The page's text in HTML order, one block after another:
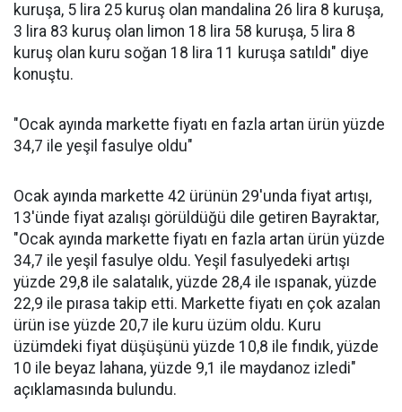
kuruşa, 5 lira 25 kuruş olan mandalina 26 lira 8 kuruşa,
3 lira 83 kuruş olan limon 18 lira 58 kuruşa, 5 lira 8
kuruş olan kuru soğan 18 lira 11 kuruşa satıldı" diye
konuştu.
"Ocak ayında markette fiyatı en fazla artan ürün yüzde
34,7 ile yeşil fasulye oldu"
Ocak ayında markette 42 ürünün 29'unda fiyat artışı,
13'ünde fiyat azalışı görüldüğü dile getiren Bayraktar,
"Ocak ayında markette fiyatı en fazla artan ürün yüzde
34,7 ile yeşil fasulye oldu. Yeşil fasulyedeki artışı
yüzde 29,8 ile salatalık, yüzde 28,4 ile ıspanak, yüzde
22,9 ile pırasa takip etti. Markette fiyatı en çok azalan
ürün ise yüzde 20,7 ile kuru üzüm oldu. Kuru
üzümdeki fiyat düşüşünü yüzde 10,8 ile fındık, yüzde
10 ile beyaz lahana, yüzde 9,1 ile maydanoz izledi"
açıklamasında bulundu.